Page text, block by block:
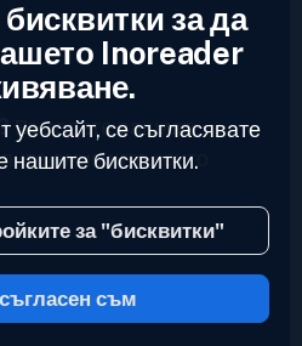
Въведете вашият
емисиите които
Inoreader
за да
Inoreader
уебсайт, се съгласявате
нашите бисквитки.
за "бисквитки"
съм